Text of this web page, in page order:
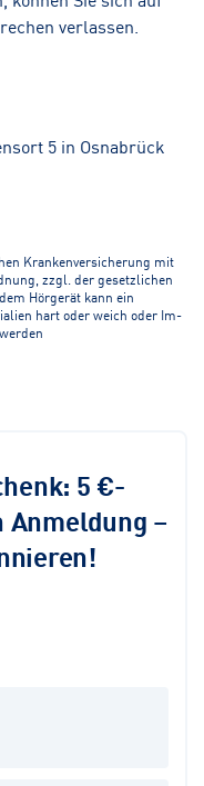
verlassen.
5 in Osnabrück
Krankenversicherung mit
zzgl. der gesetzlichen
Hörgerät kann ein
hart oder weich oder Im-
5 €-
–